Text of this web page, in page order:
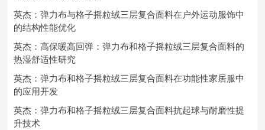
英杰：弹力布与格子摇粒绒三层复合面料在户外运动服饰中
的结构性能优化
英杰：高保暖高回弹：弹力布和格子摇粒绒三层复合面料的
热湿舒适性研究
英杰：弹力布和格子摇粒绒三层复合面料在功能性家居服中
的应用开发
英杰：弹力布和格子摇粒绒三层复合面料抗起球与耐磨性提
升技术